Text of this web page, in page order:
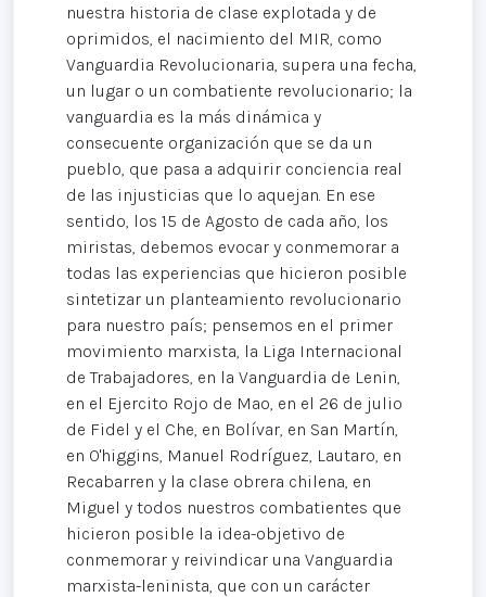
nuestra historia de clase explotada y de
oprimidos, el nacimiento del MIR, como
Vanguardia Revolucionaria, supera una fecha,
un lugar o un combatiente revolucionario; la
vanguardia es la más dinámica y
consecuente organización que se da un
pueblo, que pasa a adquirir conciencia real
de las injusticias que lo aquejan. En ese
sentido, los 15 de Agosto de cada año, los
miristas, debemos evocar y conmemorar a
todas las experiencias que hicieron posible
sintetizar un planteamiento revolucionario
para nuestro país; pensemos en el primer
movimiento marxista, la Liga Internacional
de Trabajadores, en la Vanguardia de Lenin,
en el Ejercito Rojo de Mao, en el 26 de julio
de Fidel y el Che, en Bolívar, en San Martín,
en O'higgins, Manuel Rodríguez, Lautaro, en
Recabarren y la clase obrera chilena, en
Miguel y todos nuestros combatientes que
hicieron posible la idea-objetivo de
conmemorar y reivindicar una Vanguardia
marxista-leninista, que con un carácter